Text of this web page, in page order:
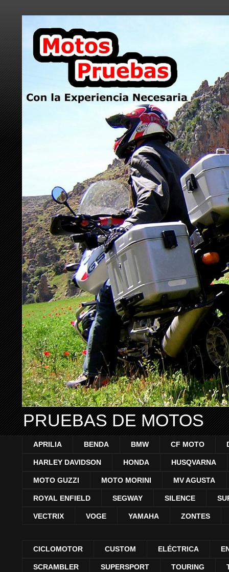
PRUEBAS DE MOTOS
APRILIA BENDA BMW CF MOTO
HARLEY DAVIDSON HONDA HUSQVARNA
MOTO GUZZI MOTO MORINI MV AGUSTA
ROYAL ENFIELD SEGWAY SILENCE
VECTRIX VOGE YAMAHA ZONTES
CICLOMOTOR CUSTOM ELÉCTRICA
SCRAMBLER SUPERSPORT TOURING